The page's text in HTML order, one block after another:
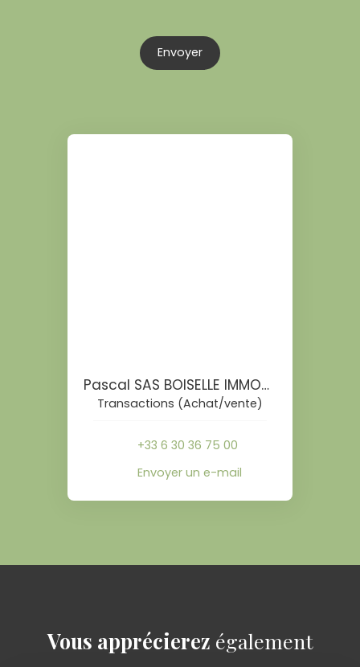
Envoyer
Pascal SAS BOISELLE IMMOBILIER
Transactions (Achat/vente)
+33 6 30 36 75 00
Envoyer un e-mail
Vous apprécierez également